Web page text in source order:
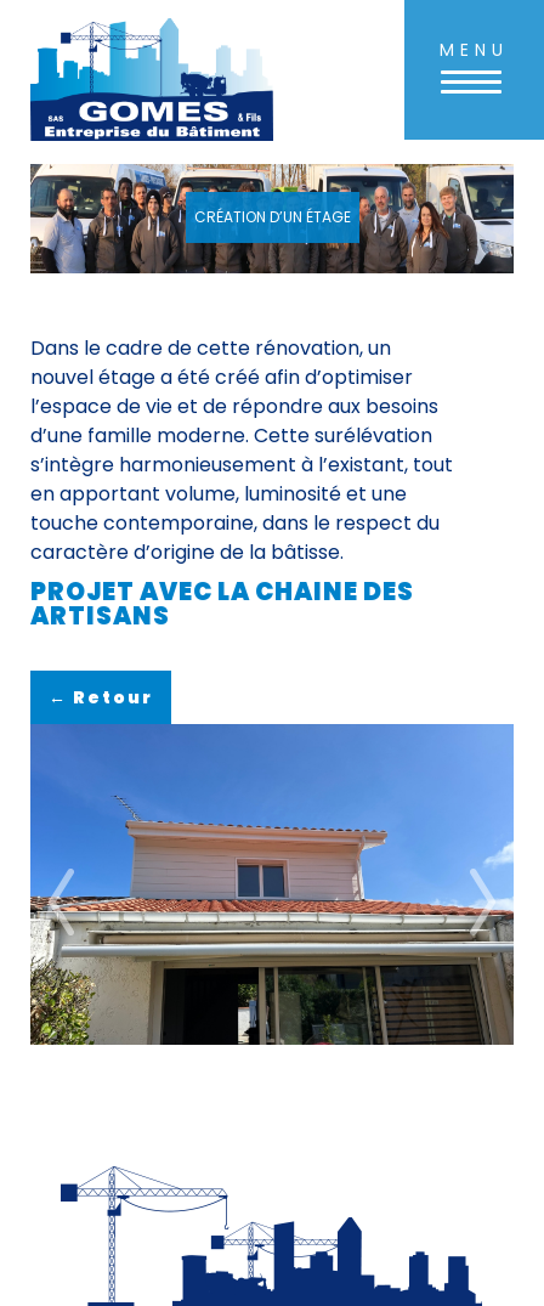
Aller
principal
MENU
CRÉATION D’UN ÉTAGE
Dans le cadre de cette rénovation, un
nouvel étage a été créé afin d’optimiser
l’espace de vie et de répondre aux besoins
d’une famille moderne. Cette surélévation
s’intègre harmonieusement à l’existant, tout
en apportant volume, luminosité et une
touche contemporaine, dans le respect du
caractère d’origine de la bâtisse.
PROJET AVEC LA CHAINE DES
ARTISANS
← Retour